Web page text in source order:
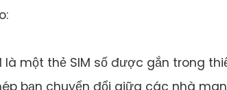
là một thẻ SIM số được gắn trong